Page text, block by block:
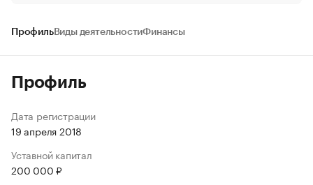
ПрофильВиды деятельностиФинансы
Профиль
Дата регистрации
19 апреля 2018
Уставной капитал
200 000 ₽